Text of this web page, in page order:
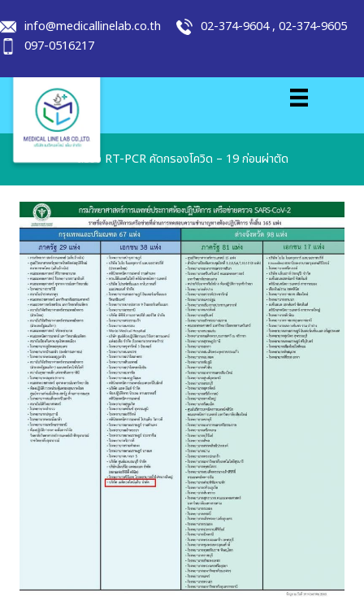
info@medicallinelab.co.th 02-374-9604, 02-374-9605
097-0516217
ตรวจ RT-PCR คัดกรองโควิด – 19 ก่อนผ่าตัด